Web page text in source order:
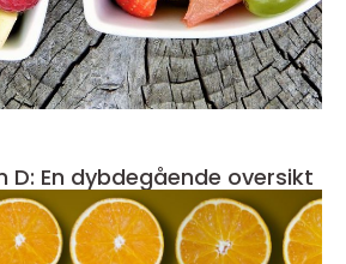
D: En dybdegående oversikt